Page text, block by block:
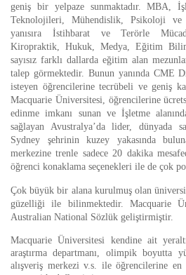
geniş bir yelpaze sunmaktadır. MBA,
Teknolojileri, Mühendislik, Psikoloji
yanısıra İstihbarat ve Terörle
Kiropraktik, Hukuk, Medya, Eğitim
sayısız farklı dallarda eğitim alan
talep görmektedir. Bunun yanında
isteyen öğrencilerine tecrübeli ve geniş
Macquarie Üniversitesi, öğrencilerine
edinme imkanı sunan ve İşletme
sağlayan Avustralya’da lider, dünyada
Sydney şehrinin kuzey yakasında
merkezine trenle sadece 20 dakika
öğrenci konaklama seçenekleri ile de çok
Çok büyük bir alana kurulmuş olan
güzelliği ile bilinmektedir. Macquarie
Australian National Sözlük geliştirmiştir.
MacquarieÜniversitesi kendine ait
araştırma departmanı,
olimpik boyutta
alışveriş merkezi v.s. ile öğrencilerine